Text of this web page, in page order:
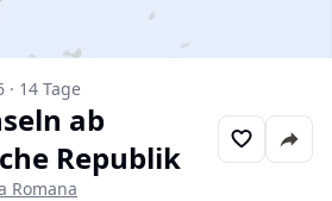
· 14 Tage
ab
Republik
Romana